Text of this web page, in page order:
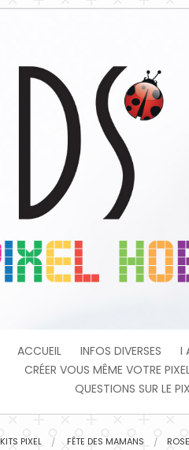
ACCUEIL INFOS DIVERSES I
CRÉER VOUS MÊME VOTRE
QUESTIONS SUR LE
KITS PIXEL FÊTE DES MAMANS